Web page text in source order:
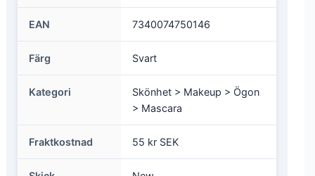
EAN 7340074750146
Färg Svart
Kategori
Skönhet > Makeup > Ögon
> Mascara
Fraktkostnad 55 kr SEK